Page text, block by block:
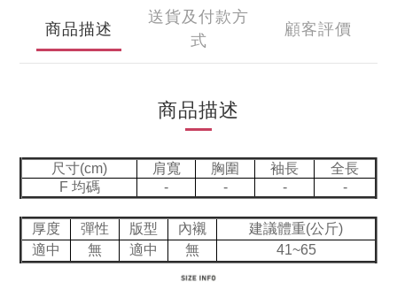
商品描述
送貨及付款方
式
顧客評價
商品描述
尺寸(cm) 肩寬 胸圍 袖長
全長
F 均碼
- - - -
厚度 彈性 版型 內襯
建議體重(公斤)
適中
無 適中 無 41~65